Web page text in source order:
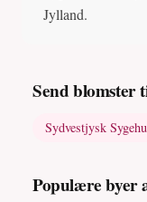
Jylland.
Send blomster
Sydvestjysk
Populære byer